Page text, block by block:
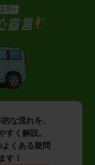
な流れを、
すく解説。
くある疑問
す！